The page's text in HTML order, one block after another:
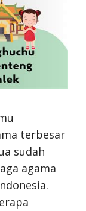
terbesar
sudah
agama